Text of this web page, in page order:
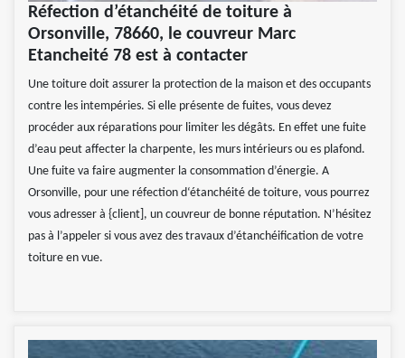
Réfection d’étanchéité de toiture à
Orsonville, 78660, le couvreur Marc
Etancheité 78 est à contacter
Une toiture doit assurer la protection de la maison et des occupants
contre les intempéries. Si elle présente de fuites, vous devez
procéder aux réparations pour limiter les dégâts. En effet une fuite
d’eau peut affecter la charpente, les murs intérieurs ou es plafond.
Une fuite va faire augmenter la consommation d’énergie. A
Orsonville, pour une réfection d‘étanchéité de toiture, vous pourrez
vous adresser à {client], un couvreur de bonne réputation. N’hésitez
pas à l’appeler si vous avez des travaux d’étanchéification de votre
toiture en vue.